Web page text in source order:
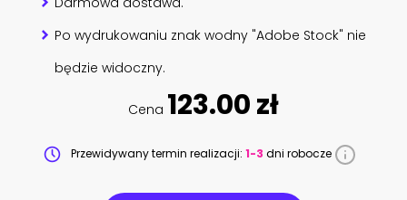
Po wydrukowaniu znak wodny "Adobe Stock" nie
będzie widoczny.
Cena 123.00 zł
Przewidywany termin realizacji: 1-3 dni robocze